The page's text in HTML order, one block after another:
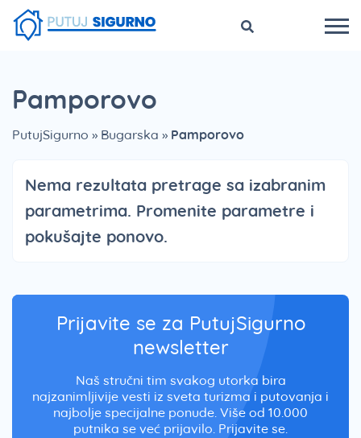
Pamporovo
PutujSigurno » Bugarska » Pamporovo
Nema rezultata pretrage sa izabranim
parametrima. Promenite parametre i
pokušajte ponovo.
Prijavite se za PutujSigurno
newsletter
Naš stručni tim svakog utorka bira
najzanimljivije vesti iz sveta turizma i putovanja i
najbolje specijalne ponude. Više od 10.000
putnika se već prijavilo. Prijavite se.